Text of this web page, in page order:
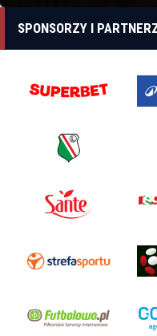
SPONSORZY I